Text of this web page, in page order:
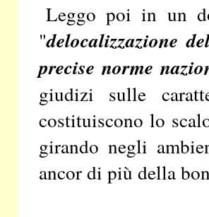
Leggo poi in un
"delocalizzazione
precise norme
giudizi sulle
costituiscono lo
girando negli
ancor di più della